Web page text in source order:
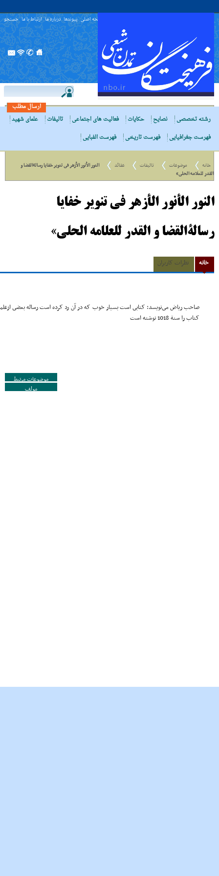
صفحه اصلی پیوندها درباره ما ارتباط با ما جستجو
ارسال مطلب
رشته تخصصی
نصایح حکایات فعالیت های اجتماعی تالیفات
علمای شهید
فهرست جغرافیایی
فهرست تاریخی فهرست الفبایی
خانه موضوعات تالیفات عقائد
النور الأنور الأزهر فى تنویر خفایا رسالةالقضا و
القدر للعلامه الحلى»
النور الأنور الأزهر فى تنویر خفایا
رسالةالقضا و القدر للعلامه الحلى»
خانه نظرات کاربران
صاحب ریاض مى‌نویسد: کتابى است بسیار خوب که در آن رد کرده است رساله بعضى
کتاب را سنة 1018 نوشته است‌
موضوعات مرتبط
مولف